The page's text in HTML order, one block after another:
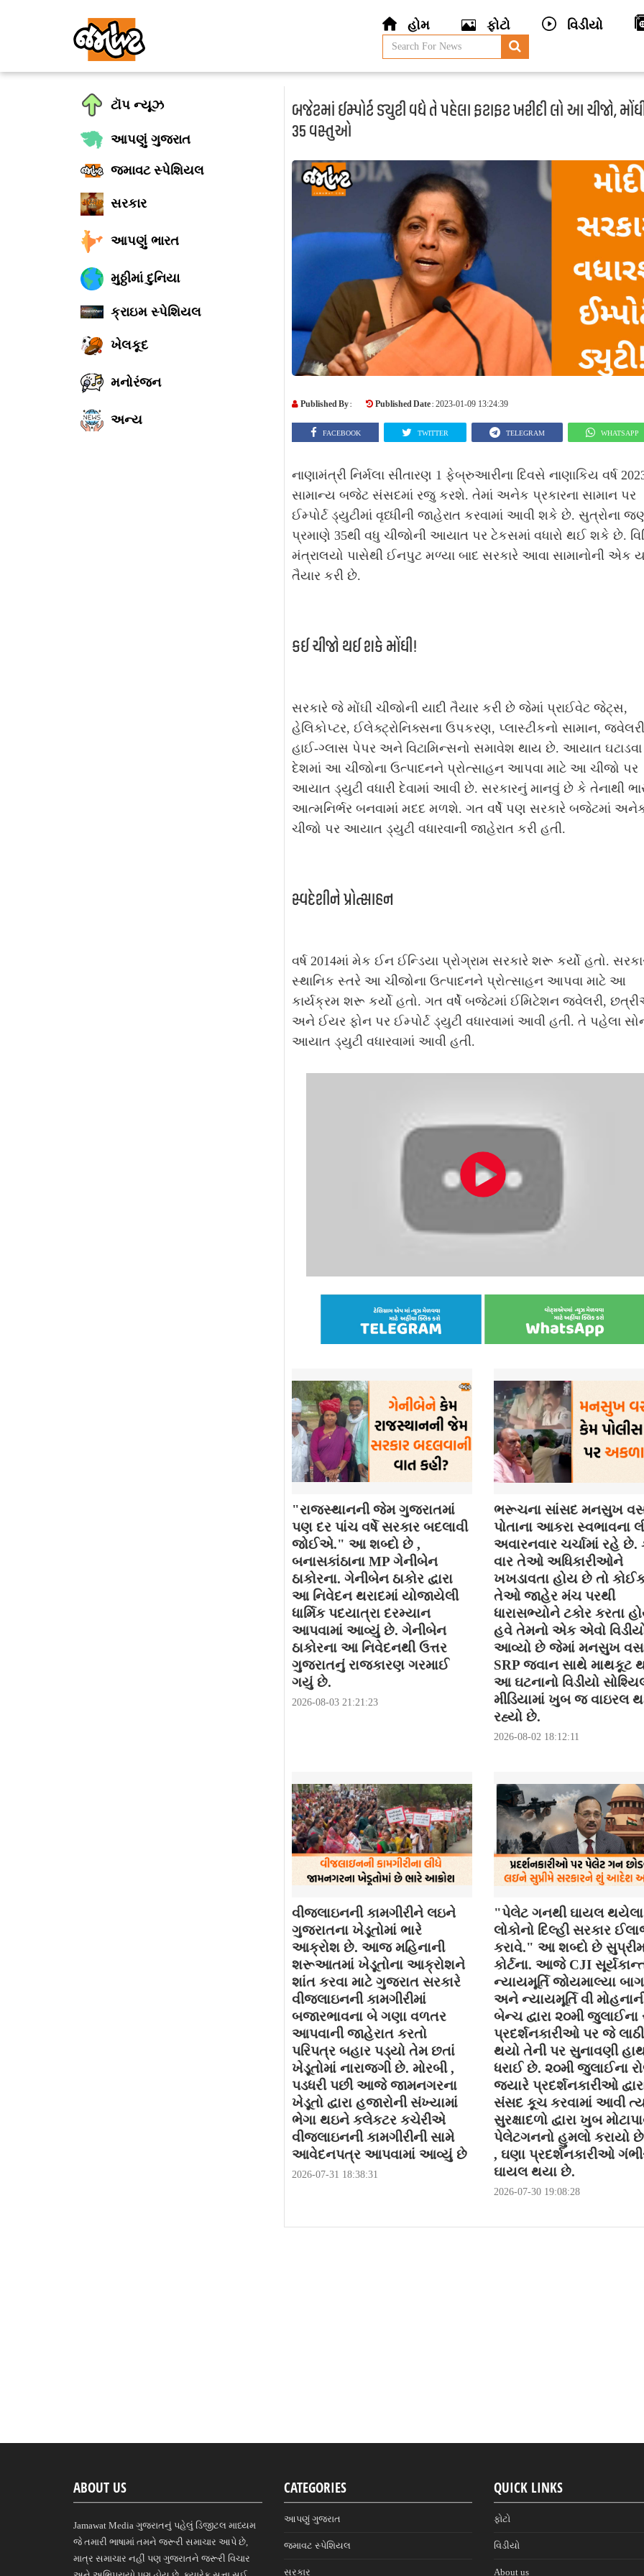
હોમ ફોટો વિડીયો
ટૉપ ન્યૂઝ
આપણું ગુજરાત
જમાવટ સ્પેશિયલ
સરકાર
આપણું ભારત
મુઠ્ઠીમાં દુનિયા
ક્રાઇમ સ્પેશિયલ
ખેલકૂદ
મનોરંજન
અન્ય
બજેટમાં ઈમ્પોર્ટ ડ્યુટી વધે તે પહેલા ફટાફટ ખરીદી લો આ ચીજો,
35 વસ્તુઓ
Published By : Published Date : 2023-01-09 13:24:39
FACEBOOK TWITTER TELEGRAM WHATSAPP
નાણામંત્રી નિર્મલા સીતારણ 1 ફેબ્રુઆરીના દિવસે નાણાકિય વર્ષ
સામાન્ય બજેટ સંસદમાં રજુ કરશે. તેમાં અનેક પ્રકારના સામાન પર
ઈમ્પોર્ટ ડ્યુટીમાં વૃધ્ધીની જાહેરાત કરવામાં આવી શકે છે. સુત્રોના
પ્રમાણે 35થી વધુ ચીજોની આયાત પર ટેકસમાં વધારો થઈ શકે છે.
મંત્રાલયો પાસેથી ઈનપુટ મળ્યા બાદ સરકારે આવા સામાનોની એક
તૈયાર કરી છે.
કઈ ચીજો થઈ શકે મોંઘી!
સરકારે જે મોંઘી ચીજોની યાદી તૈયાર કરી છે જેમાં પ્રાઈવેટ જેટ્સ,
હેલિકોપ્ટર, ઈલેક્ટ્રોનિક્સના ઉપકરણ, પ્લાસ્ટીકનો સામાન,
હાઈ-ગ્લાસ પેપર અને વિટામિન્સનો સમાવેશ થાય છે. આયાત
દેશમાં આ ચીજોના ઉત્પાદનને પ્રોત્સાહન આપવા માટે આ ચીજો પર
આયાત ડ્યુટી વધારી દેવામાં આવી છે. સરકારનું માનવું છે કે તેનાથી
આત્મનિર્ભર બનવામાં મદદ મળશે. ગત વર્ષે પણ સરકારે બજેટમાં
ચીજો પર આયાત ડ્યુટી વધારવાની જાહેરાત કરી હતી.
સ્વદેશીને પ્રોત્સાહન
વર્ષ 2014માં મેક ઈન ઈન્ડિયા પ્રોગ્રામ સરકારે શરૂ કર્યો હતો.
સ્થાનિક સ્તરે આ ચીજોના ઉત્પાદનને પ્રોત્સાહન આપવા માટે આ
કાર્યક્રમ શરૂ કર્યો હતો. ગત વર્ષે બજેટમાં ઈમિટેશન જ્વેલરી,
અને ઈયર ફોન પર ઈમ્પોર્ટ ડ્યુટી વધારવામાં આવી હતી. તે પહેલા
આયાત ડ્યુટી વધારવામાં આવી હતી.
"રાજસ્થાનની જેમ ગુજરાતમાં
પણ દર પાંચ વર્ષે સરકાર બદલાવી
જોઈએ." આ શબ્દો છે ,
બનાસકાંઠાના MP ગેનીબેન
ઠાકોરના. ગેનીબેન ઠાકોર દ્વારા
આ નિવેદન થરાદમાં યોજાયેલી
ધાર્મિક પદયાત્રા દરમ્યાન
આપવામાં આવ્યું છે. ગેનીબેન
ઠાકોરના આ નિવેદનથી ઉત્તર
ગુજરાતનું રાજકારણ ગરમાઈ
ગયું છે.
2026-08-03 21:21:23
ભરૂચના સાંસદ મનસુખ
પોતાના આકરા સ્વભાવના
અવારનવાર ચર્ચામાં રહે છે.
વાર તેઓ અધિકારીઓને
ખખડાવતા હોય છે તો
તેઓ જાહેર મંચ પરથી
ધારાસભ્યોને ટકોર કરતા
હવે તેમનો એક એવો
આવ્યો છે જેમાં મનસુખ
SRP જવાન સાથે માથકૂટ
આ ઘટનાનો વિડીયો
મીડિયામાં ખુબ જ વાઇરલ
રહ્યો છે.
2026-08-02 18:12:11
વીજલાઇનની કામગીરીને લઇને
ગુજરાતના ખેડૂતોમાં ભારે
આક્રોશ છે. આજ મહિનાની
શરૂઆતમાં ખેડૂતોના આક્રોશને
શાંત કરવા માટે ગુજરાત સરકારે
વીજલાઇનની કામગીરીમાં
બજારભાવના બે ગણા વળતર
આપવાની જાહેરાત કરતો
પરિપત્ર બહાર પડ્યો તેમ છતાં
ખેડૂતોમાં નારાજગી છે. મોરબી ,
પડધરી પછી આજે જામનગરના
ખેડૂતો દ્વારા હજારોની સંખ્યામાં
ભેગા થઇને કલેકટર કચેરીએ
વીજલાઇનની કામગીરીની સામે
આવેદનપત્ર આપવામાં આવ્યું છે
2026-07-31 18:38:31
"પેલેટ ગનથી ઘાયલ થયેલા
લોકોનો દિલ્હી સરકાર
કરાવે." આ શબ્દો છે
કોર્ટના. આજે CJI
ન્યાયમૂર્તિ જોયમાલ્યા
અને ન્યાયમૂર્તિ વી
બેન્ચ દ્વારા ૨૦મી જુલાઈના
પ્રદર્શનકારીઓ પર જે
થયો તેની પર સુનાવણી
ધરાઈ છે. ૨૦મી જુલાઈના
જયારે પ્રદર્શનકારીઓ
સંસદ કૂચ કરવામાં આવી
સુરક્ષાદળો દ્વારા ખુબ
પેલેટગનનો હુમલો કરાયો
, ઘણા પ્રદર્શનકારીઓ
ઘાયલ થયા છે.
2026-07-30 19:08:28
ABOUT US
Jamawat Media ગુજરાતનું પહેલું ડિજીટલ માધ્યમ
જે તમારી ભાષામાં તમને જરૂરી સમાચાર આપે છે,
માત્ર સમાચાર નહીં પણ ગુજરાતને જરૂરી વિચાર
CATEGORIES
આપણું ગુજરાત
જમાવટ સ્પેશિયલ
સરકાર
QUICK LINKS
ફોટો
વિડીયો
About us